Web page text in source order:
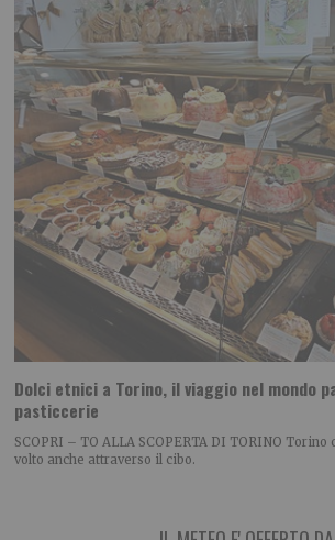
Dolci etnici a Torino, il viaggio nel mondo
pasticcerie
SCOPRI – TO ALLA SCOPERTA DI TORINO
volto anche attraverso il cibo.